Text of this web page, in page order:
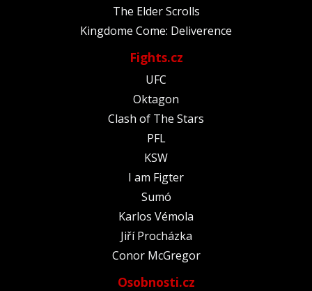
The Elder Scrolls
Kingdome Come: Deliverence
Fights.cz
UFC
Oktagon
Clash of The Stars
PFL
KSW
I am Figter
Sumó
Karlos Vémola
Jiří Procházka
Conor McGregor
Osobnosti.cz